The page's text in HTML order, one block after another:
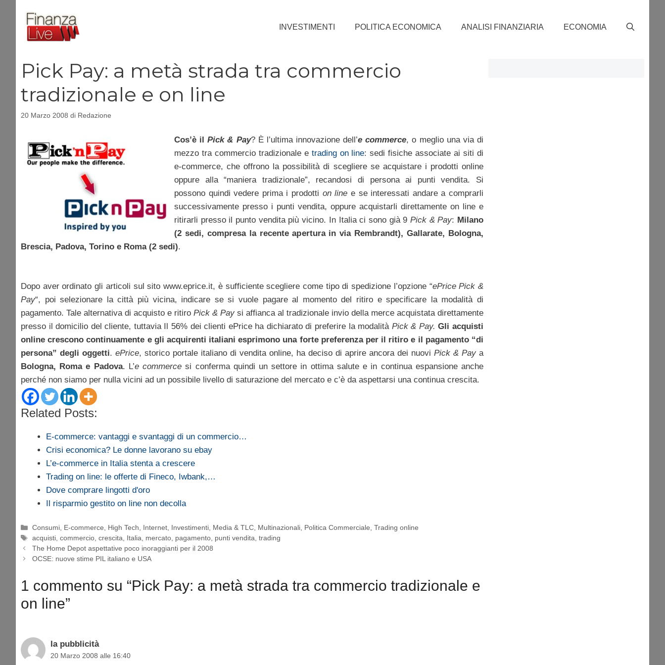
contenuto
INVESTIMENTI POLITICA ECONOMICA ANALISI FINANZIARIA ECONOMIA
Pick Pay: a metà strada tra commercio
tradizionale e on line
20 Marzo 2008 di Redazione
Cos’è ilPick & Pay? È l’ultima innovazione dell’e commerce, o meglio una via di
mezzo tra commercio tradizionale e trading on line: sedi fisiche associate ai siti di
e-commerce, che offrono la possibilità di scegliere se acquistare i prodotti online
oppure alla “maniera tradizionale”, recandosi di persona ai punti vendita. Si
possono quindi vedere prima i prodotti on line e se interessati andare a comprarli
successivamente presso i punti vendita, oppure acquistarli direttamente on line e
ritirarli presso il punto vendita più vicino. In Italia ci sono già 9 Pick & Pay: Milano
(2 sedi, compresa la recente apertura in via Rembrandt), Gallarate, Bologna,
Brescia, Padova, Torino e Roma (2 sedi).
Dopo aver ordinato gli articoli sul sito www.eprice.it, è sufficiente scegliere come tipo di spedizione l’opzione “ePrice Pick &
Pay“, poi selezionare la città più vicina, indicare se si vuole pagare al momento del ritiro e specificare la modalità di
pagamento. Tale alternativa di acquisto e ritiro Pick & Pay si affianca al tradizionale invio della merce acquistata direttamente
presso il domicilio del cliente, tuttavia Il 56% dei clienti ePrice ha dichiarato di preferire la modalità Pick & Pay. Gli acquisti
online crescono continuamente e gli acquirenti italiani esprimono una forte preferenza per il ritiro e il pagamento “di
persona” degli oggetti. ePrice, storico portale italiano di vendita online, ha deciso di aprire ancora dei nuovi Pick & Pay a
Bologna, Roma e Padova. L’e commerce si conferma quindi un settore in ottima salute e in continua espansione anche
perché non siamo per nulla vicini ad un possibile livello di saturazione del mercato e c’è da aspettarsi una continua crescita.
Related Posts:
E-commerce: vantaggi e svantaggi di un commercio…
Crisi economica? Le donne lavorano su ebay
L’e-commerce in Italia stenta a crescere
Trading on line: le offerte di Fineco, Iwbank,…
Dove comprare lingotti d'oro
Il risparmio gestito on line non decolla
Categorie
Consumi E-commerce High Tech Internet Investimenti Media & TLC Multinazionali Politica Commerciale ,Trading online
Tag
acquisti ,commercio ,crescita Italia mercato pagamento punti vendita ,trading
The Home Depot aspettative poco inoraggianti per il 2008
OCSE: nuove stime PIL italiano e USA
1 commento su “Pick Pay: a metà strada tra commercio tradizionale e
on line”
la pubblicità
20 Marzo 2008 alle 16:40